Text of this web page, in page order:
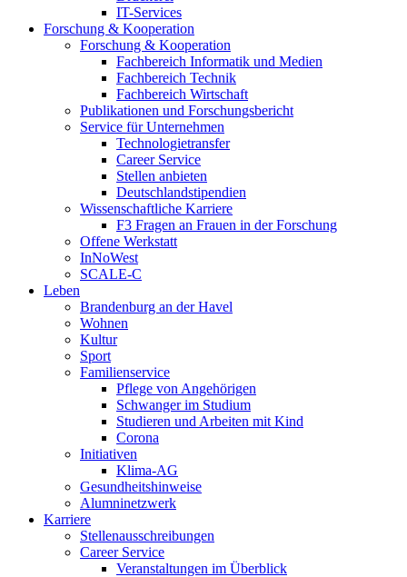
IT-Services
Forschung & Kooperation
Forschung & Kooperation
Fachbereich Informatik und Medien
Fachbereich Technik
Fachbereich Wirtschaft
Publikationen und Forschungsbericht
Service für Unternehmen
Technologietransfer
Career Service
Stellen anbieten
Deutschlandstipendien
Wissenschaftliche Karriere
F3 Fragen an Frauen in der Forschung
Offene Werkstatt
InNoWest
SCALE-C
Leben
Brandenburg an der Havel
Wohnen
Kultur
Sport
Familienservice
Pflege von Angehörigen
Schwanger im Studium
Studieren und Arbeiten mit Kind
Corona
Initiativen
Klima-AG
Gesundheitshinweise
Alumninetzwerk
Karriere
Stellenausschreibungen
Career Service
Veranstaltungen im Überblick